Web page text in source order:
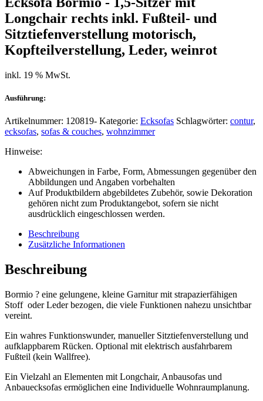
Longchair rechts inkl. Fußteil- und
Sitztiefenverstellung motorisch,
Kopfteilverstellung, Leder, weinrot
inkl. 19 % MwSt.
Ausführung:
Artikelnummer: 120819- Kategorie: Ecksofas Schlagwörter: contur,
ecksofas, sofas & couches, wohnzimmer
Hinweise:
Abweichungen in Farbe, Form, Abmessungen gegenüber den
Abbildungen und Angaben vorbehalten
Auf Produktbildern abgebildetes Zubehör, sowie Dekoration
gehören nicht zum Produktangebot, sofern sie nicht
ausdrücklich eingeschlossen werden.
Beschreibung
Zusätzliche Informationen
Beschreibung
Bormio ? eine gelungene, kleine Garnitur mit strapazierfähigen
Stoff oder Leder bezogen, die viele Funktionen nahezu unsichtbar
vereint.
Ein wahres Funktionswunder, manueller Sitztiefenverstellung und
aufklappbarem Rücken. Optional mit elektrisch ausfahrbarem
Fußteil (kein Wallfree).
Ein Vielzahl an Elementen mit Longchair, Anbausofas und
Anbauecksofas ermöglichen eine Individuelle Wohnraumplanung.